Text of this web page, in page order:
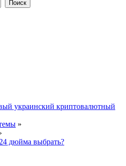
украинский криптовалютный
»
дюйма выбрать?